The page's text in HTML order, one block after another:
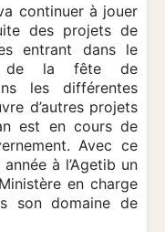
continuer à jouer
des projets de
entrant dans le
de la fête de
les différentes
d’autres projets
est en cours de
Avec ce
à l’Agetib un
en charge
son domaine de